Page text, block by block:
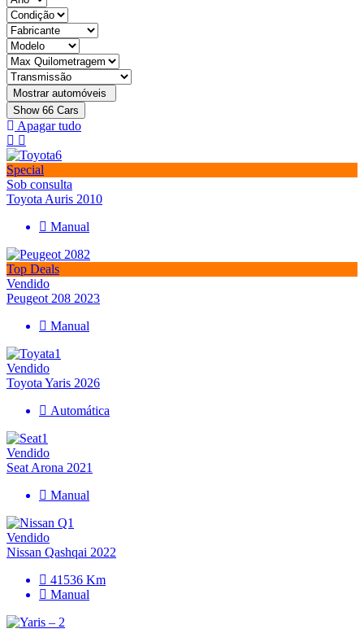
Show 66 Cars
Apagar tudo
Special
Sob consulta
Toyota Auris 2010
Manual
Top Deals
Vendido
Peugeot 208 2023
Manual
Vendido
Toyota Yaris 2026
Automática
Vendido
Seat Arona 2021
Manual
Vendido
Nissan Qashqai 2022
41536 Km
Manual